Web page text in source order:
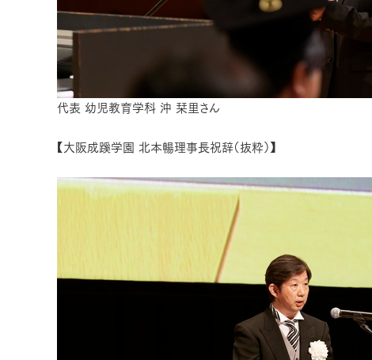
代表 幼児教育学科 沖 栞里さん
【大阪成蹊学園 北本暢理事長祝辞（抜粋）】